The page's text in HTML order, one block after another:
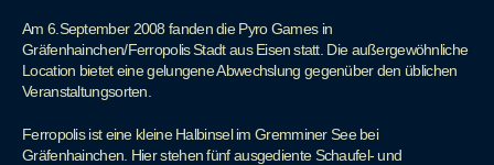
Am 6.September 2008 fanden die Pyro Games in
Gräfenhainchen/Ferropolis Stadt aus Eisen statt. Die außergewöhnliche
Location bietet eine gelungene Abwechslung gegenüber den üblichen
Veranstaltungsorten.
Ferropolis ist eine kleine Halbinsel im Gremminer See bei
Gräfenhainchen. Hier stehen fünf ausgediente Schaufel- und